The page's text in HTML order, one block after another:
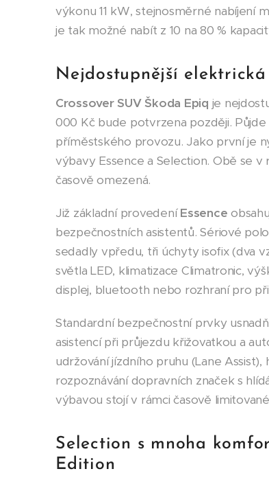
výkonu 11 kW, stejnosměrné nabíjení
je tak možné nabít z 10 na 80 %
Nejdostupnější
Crossover SUV Škoda Epiq je
000 Kč bude potvrzena později.
příměstského provozu. Jako první je
výbavy Essence a Selection. Obě se v
časově omezená.
Již základní provedeníEssence
bezpečnostních asistentů. Sériové
sedadly vpředu, tři úchyty isofix (dva
světla LED, klimatizace Climatronic,
displej, bluetooth nebo rozhraní pro
Standardní bezpečnostní prvky
asistencí při průjezdu křižovatkou a
udržování jízdního pruhu (Lane
rozpoznávání dopravních značek s
výbavou stojí v rámci časově
Selection s mnoha
Edition